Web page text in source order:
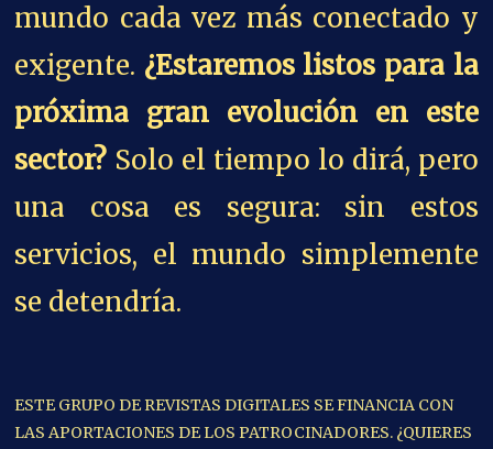
mundo cada vez más conectado y
exigente. ¿Estaremos listos para la
próxima gran evolución en este
sector? Solo el tiempo lo dirá, pero
una cosa es segura: sin estos
servicios, el mundo simplemente
se detendría.
ESTE GRUPO DE REVISTAS DIGITALES SE FINANCIA CON
LAS APORTACIONES DE LOS PATROCINADORES. ¿QUIERES